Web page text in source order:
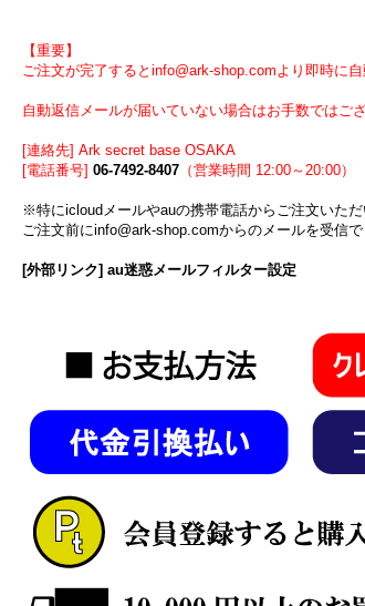
【重要】
ご注文が完了するとinfo@ark-shop.comより即時に
自動返信メールが届いていない場合はお手数ではご
[連絡先] Ark secret base OSAKA
[電話番号] 06-7492-8407 （営業時間 12:00～20:00）
※特にicloudメールやauの携帯電話からご注文いた
ご注文前にinfo@ark-shop.comからのメールを受信
[外部リンク] au迷惑メールフィルター設定